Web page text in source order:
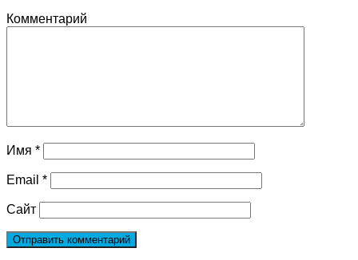
Комментарий
Имя *
Email *
Сайт